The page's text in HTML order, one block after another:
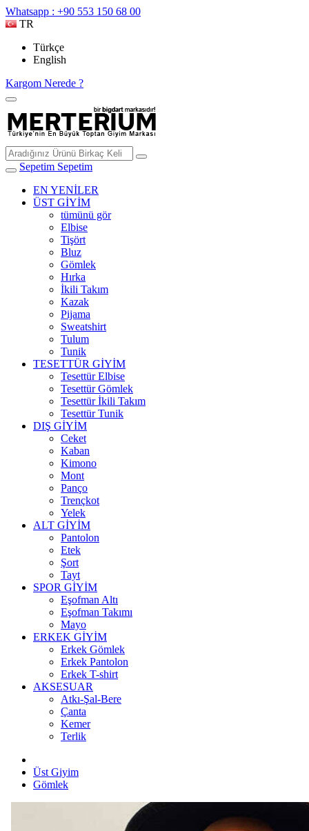
Whatsapp : +90 553 150 68 00
TR
Türkçe
English
Kargom Nerede ?
Sepetim Sepetim
EN YENİLER
ÜST GİYİM
tümünü gör
Elbise
Tişört
Bluz
Gömlek
Hırka
İkili Takım
Kazak
Pijama
Sweatshirt
Tulum
Tunik
TESETTÜR GİYİM
Tesettür Elbise
Tesettür Gömlek
Tesettür İkili Takım
Tesettür Tunik
DIŞ GİYİM
Ceket
Kaban
Kimono
Mont
Panço
Trençkot
Yelek
ALT GİYİM
Pantolon
Etek
Şort
Tayt
SPOR GİYİM
Eşofman Altı
Eşofman Takımı
Mayo
ERKEK GİYİM
Erkek Gömlek
Erkek Pantolon
Erkek T-shirt
AKSESUAR
Atkı-Şal-Bere
Çanta
Kemer
Terlik
Üst Giyim
Gömlek